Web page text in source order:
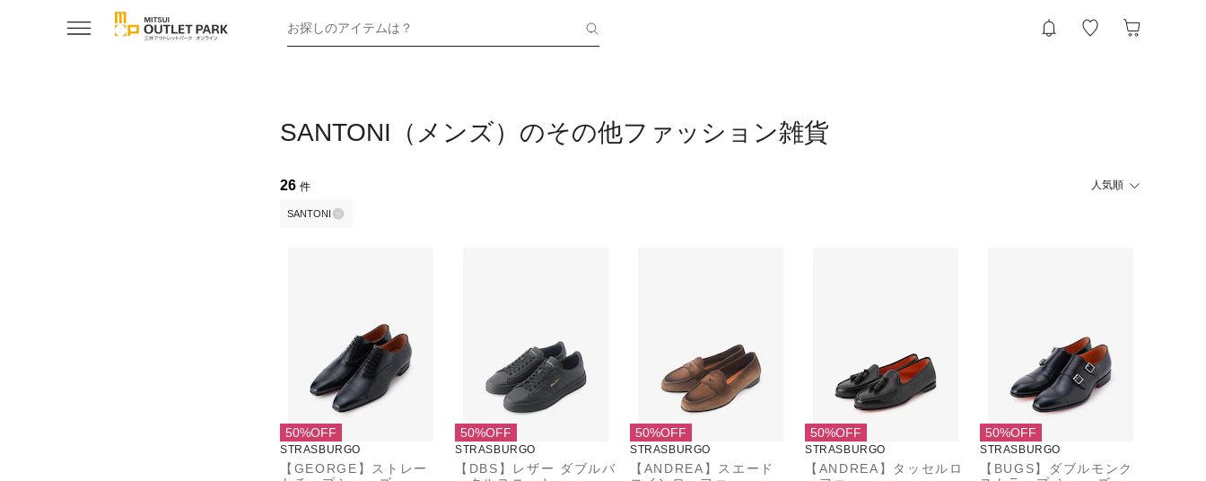
お探しのアイテムは？
SANTONI（メンズ）のその他ファッション雑貨
26 件 人気順
SANTONI
50%OFF
STRASBURGO
【GEORGE】ストレー
50%OFF
STRASBURGO
【DBS】レザー ダブルバ
50%OFF
STRASBURGO
【ANDREA】スエード
50%OFF
STRASBURGO
【ANDREA】タッセルロ
50%OFF
STRASBURGO
【BUGS】ダブルモンク